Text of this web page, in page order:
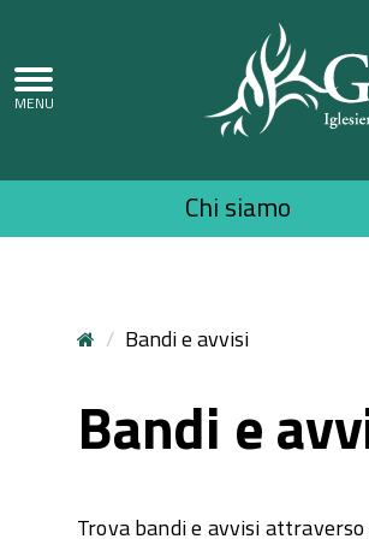
Top Chi siamo
Bandi e avvisi
Bandi e
Trova bandi e avvisi